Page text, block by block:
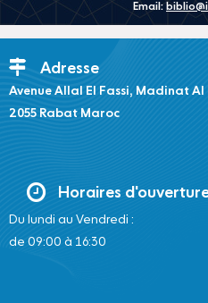
Email:
Adresse
Avenue Allal El Fassi, Madinat
2055 Rabat Maroc
Horaires
Du lundi au Vendredi :
de 09:00 à 16:30